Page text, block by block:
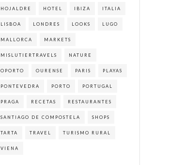
HOJALDRE HOTEL IBIZA ITALIA
LISBOA LONDRES LOOKS LUGO
MALLORCA MARKETS
MISLUTIERTRAVELS NATURE
OPORTO OURENSE PARIS PLAYAS
PONTEVEDRA PORTO PORTUGAL
PRAGA RECETAS RESTAURANTES
SANTIAGO DE COMPOSTELA SHOPS
TARTA TRAVEL TURISMO RURAL
VIENA